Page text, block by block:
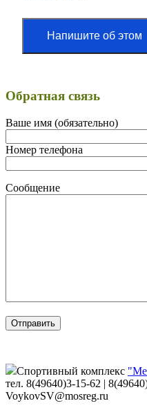
Напишите об этом
Обратная связь
Ваше имя (обязательно)
Номер телефона
Сообщение
Спортивный комплекс
тел. 8(49640)3-15-62 |
VoykovSV@mosreg.ru